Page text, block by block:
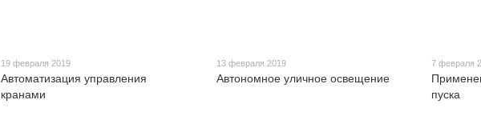
19 февраля 2019
Автоматизация управления
кранами
13 февраля 2019
Автономное уличное освещение
7 февраля
пуска